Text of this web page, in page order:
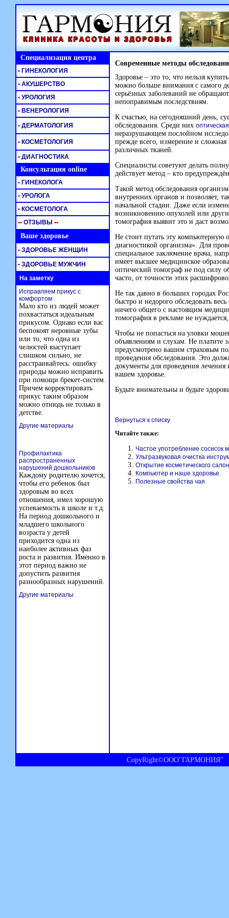
Специализация центра Современные методы
Здоровье – это то, что нельзя
можно больше внимания с самого
серьёзных заболеваний не
непоправимым последствиям.
К счастью, на сегодняшний день,
обследования. Среди них
неразрушающем послойном
прежде всего, измерение и
различных тканей.
Специалисты советуют делать
действует метод – кто
Такой метод обследования
внутренних органов и позволяет,
начальной стадии. Даже если
возникновению опухолей или
томография выявит это и даст
Не стоит путать эту
диагностикой организма». Для
специальное заключение врача,
имеет высшее медицинское
оптический томограф не под силу
часто, от точности этих
Не так давно в больших городах
быстро и недорого обследовать
ничего общего с настоящим
томография в рекламе не
Чтобы не попасться на уловки
объявлениям и слухам. Не платите
предусмотрено вашим страховым
проведения обследования. Это
документы для проведения
вашем здоровье.
Будьте внимательны и будьте
Вернуться к списку
Читайте также:
Частое употребление сосисок
Ультразвуковая очистка
Открытие косметического
Компьютер и наше здоровье.
Полезные свойства чая
• ГИНЕКОЛОГИЯ
• АКУШЕРСТВО
• УРОЛОГИЯ
• ВЕНЕРОЛОГИЯ
• ДЕРМАТОЛОГИЯ
• КОСМЕТОЛОГИЯ
• ДИАГНОСТИКА
Консультация online
• ГИНЕКОЛОГА
• УРОЛОГА
• КОСМЕТОЛОГА
•• ОТЗЫВЫ ••
Ваше здоровье
• ЗДОРОВЬЕ ЖЕНЩИН
• ЗДОРОВЬЕ МУЖЧИН
На заметку
Исправляем прикус с
комфортом
Мало кто из людей может
похвастаться идеальным
прикусом. Однако если вас
беспокоят неровные зубы
или то, что одна из
челюстей выступает
слишком сильно, не
расстраивайтесь: ошибку
природы можно исправить
при помощи брекет-систем.
Причем корректировать
прикус таким образом
можно отнюдь не только в
детстве.
Другие материалы
Профилактика
распространенных
нарушений дошкольников
Каждому родителю хочется,
чтобы его ребенок был
здоровым во всех
отношения, имел хорошую
успеваемость в школе и т.д.
На период дошкольного и
младшего школьного
возраста у детей
приходится одна из
наиболее активных фаз
роста и развития. Именно в
этот период важно не
допустить развития
разнообразных нарушений.
Другие материалы